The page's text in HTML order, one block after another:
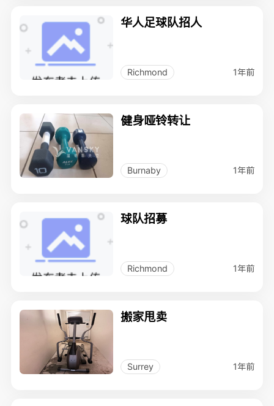
华人足球队招人
Richmond 1年前
健身哑铃转让
Burnaby 1年前
球队招募
Richmond 1年前
搬家甩卖
Surrey 1年前